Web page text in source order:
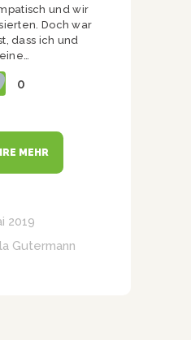
und wir
Doch war
dass ich und
0
MEHR
2019
Gutermann